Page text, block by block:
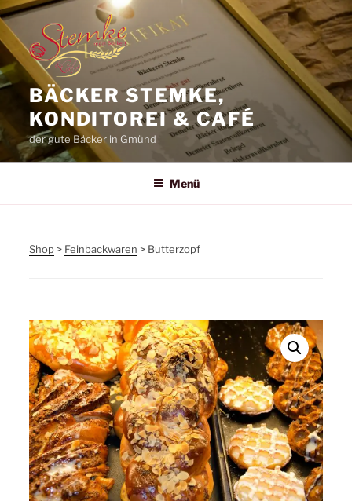
Zum
Inhalt
springen
BÄCKER STEMKE,
KONDITOREI & CAFÉ
der gute Bäcker in Gmünd
Menü
Shop > Feinbackwaren > Butterzopf